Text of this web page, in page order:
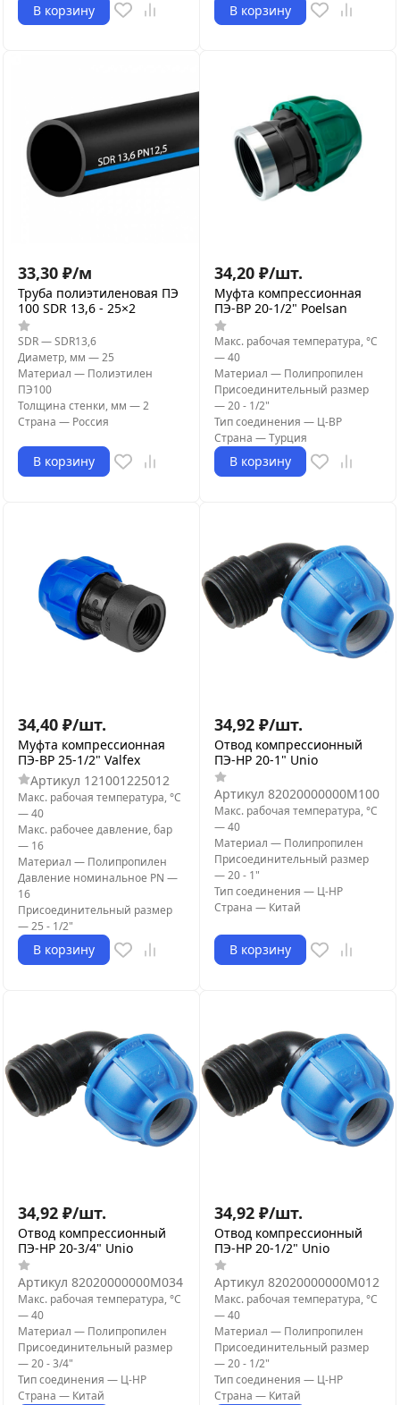
В корзину В корзину
33,30 ₽/м
Труба полиэтиленовая ПЭ
100 SDR 13,6 - 25×2
SDR—SDR13,6
Диаметр, мм —25
Материал — Полиэтилен
ПЭ100
Толщина стенки, мм —2
Страна — Россия
В корзину
34,20 ₽/шт.
Муфта компрессионная
ПЭ-ВР 20-1/2" Poelsan
Макс. рабочая температура, °С
—40
Материал — Полипропилен
Присоединительный размер
—20 - 1/2"
Тип соединения — Ц-ВР
Страна —Турция
В корзину
34,40 ₽/шт.
Муфта компрессионная
ПЭ-ВР 25-1/2" Valfex
Артикул 121001225012
Макс. рабочая температура, °С
—40
Макс. рабочее давление, бар
— 16
Материал — Полипропилен
Давление номинальное PN —
16
Присоединительный размер
—25 - 1/2"
В корзину
34,92 ₽/шт.
Отвод компрессионный
ПЭ-НР 20-1" Unio
Артикул 82020000000M100
Макс. рабочая температура, °С
—40
Материал — Полипропилен
Присоединительный размер
—20 - 1"
Тип соединения — Ц-НР
Страна — Китай
В корзину
34,92 ₽/шт.
Отвод компрессионный
ПЭ-НР 20-3/4" Unio
Артикул 82020000000M034
Макс. рабочая температура, °С
—40
Материал — Полипропилен
Присоединительный размер
—20 - 3/4"
Тип соединения — Ц-НР
Страна — Китай
34,92 ₽/шт.
Отвод компрессионный
ПЭ-НР 20-1/2" Unio
Артикул 82020000000M012
Макс. рабочая температура, °С
—40
Материал — Полипропилен
Присоединительный размер
—20 - 1/2"
Тип соединения — Ц-НР
Страна — Китай